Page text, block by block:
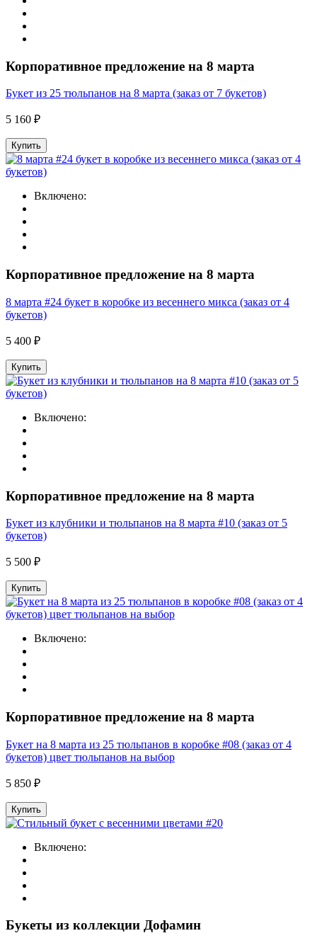
Корпоративное предложение на 8 марта
Букет из 25 тюльпанов на 8 марта (заказ от 7 букетов)
5 160 ₽
Купить
Включено:
Корпоративное предложение на 8 марта
8 марта #24 букет в коробке из весеннего микса (заказ от 4
букетов)
5 400 ₽
Купить
Включено:
Корпоративное предложение на 8 марта
Букет из клубники и тюльпанов на 8 марта #10 (заказ от 5
букетов)
5 500 ₽
Купить
Включено:
Корпоративное предложение на 8 марта
Букет на 8 марта из 25 тюльпанов в коробке #08 (заказ от 4
букетов) цвет тюльпанов на выбор
5 850 ₽
Купить
Включено:
Букеты из коллекции Дофамин